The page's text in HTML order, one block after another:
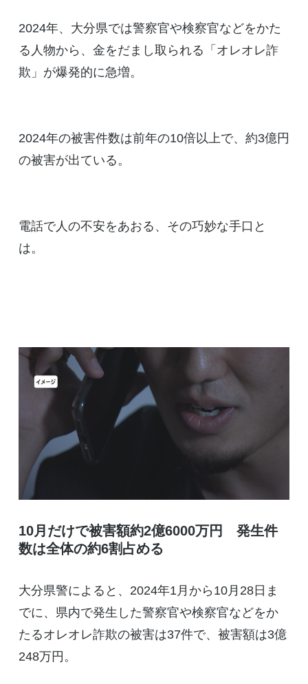
2024年、大分県では警察官や検察官などをかた
る人物から、金をだまし取られる「オレオレ詐
欺」が爆発的に急増。
2024年の被害件数は前年の10倍以上で、約3億円
の被害が出ている。
電話で人の不安をあおる、その巧妙な手口と
は。
10月だけで被害額約2億6000万円 発生件
数は全体の約6割占める
大分県警によると、2024年1月から10月28日ま
でに、県内で発生した警察官や検察官などをか
たるオレオレ詐欺の被害は37件で、被害額は3億
248万円。